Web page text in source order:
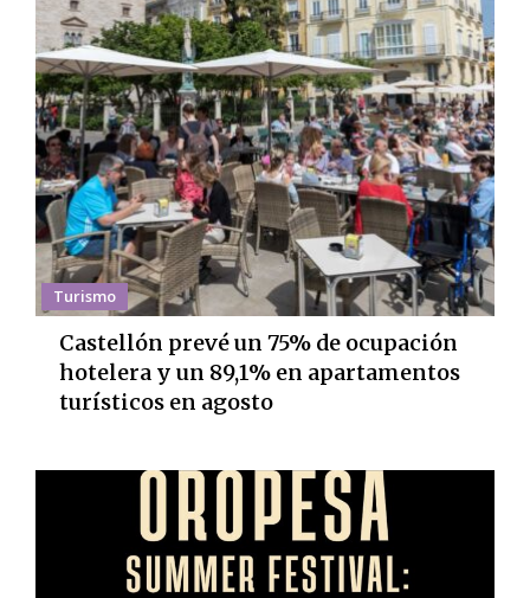
Turismo
Castellón prevé un 75% de ocupación
hotelera y un 89,1% en apartamentos
turísticos en agosto